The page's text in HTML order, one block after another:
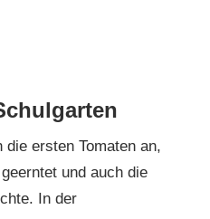
ersten Tomaten an,
und auch die
In der